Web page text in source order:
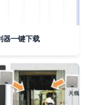
器一键下载